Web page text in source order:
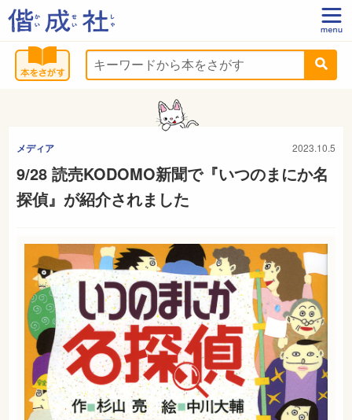
メディア 2023.10.5
9/28 読売KODOMO新聞で『いつのまにか名
探偵』が紹介されました